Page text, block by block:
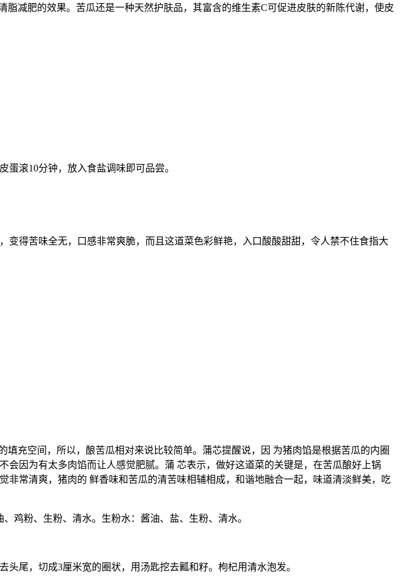
减肥的效果。苦瓜还是一种天然护肤品，其富含的维生素C可促进皮肤的新陈代谢，使皮
滚10分钟，放入食盐调味即可品尝。
得苦味全无，口感非常爽脆，而且这道菜色彩鲜艳，入口酸酸甜甜，令人禁不住食指大
充空间，所以，酿苦瓜相对来说比较简单。蒲芯提醒说，因 为猪肉馅是根据苦瓜的内圈
因为有太多肉馅而让人感觉肥腻。蒲 芯表示，做好这道菜的关键是，在苦瓜酿好上锅
常清爽，猪肉的 鲜香味和苦瓜的清苦味相辅相成，和谐地融合一起，味道清淡鲜美，吃
鸡粉、生粉、清水。生粉水：酱油、盐、生粉、清水。
尾，切成3厘米宽的圈状，用汤匙挖去瓤和籽。枸杞用清水泡发。